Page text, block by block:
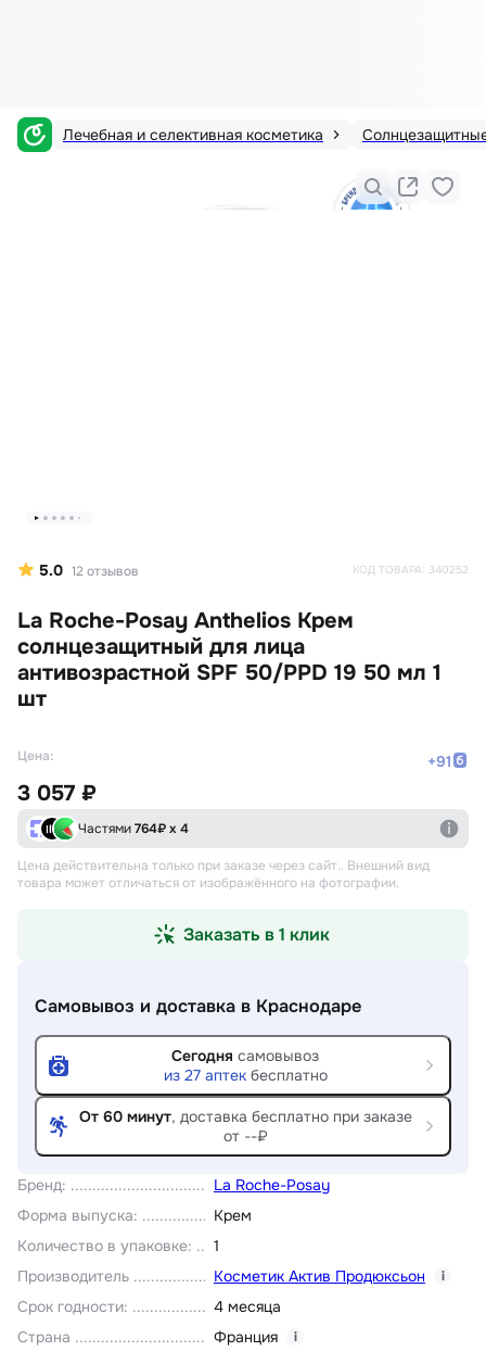
Лечебная и селективная косметика
5.0 12 отзывов КОД ТОВАРА: 340252
La Roche-Posay Anthelios Крем
солнцезащитный для лица
антивозрастной SPF 50/PPD 19 50 мл 1
шт
Бренд:
La Roche-Posay
Форма выпуска:
Крем
Количество в упаковке:
1
Производитель
Косметик Актив Продюксьон i
Срок годности:
4 месяца
Страна
Франция i
Цена: +91
3 057 ₽
Частями764₽ х 4
Цена действительна только при заказе через сайт.. Внешний вид
товара может отличаться от изображённого на фотографии.
Заказать в 1 клик
Самовывоз и доставка в Краснодаре
Сегодня самовывоз
из 27 аптекбесплатно
От 60 минут, доставка бесплатно при заказе
от --₽